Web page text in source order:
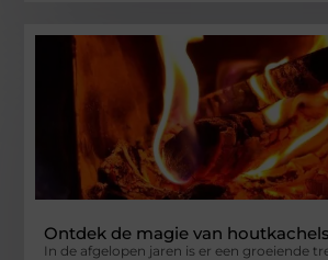
Ontdek de magie van
In de afgelopen jaren is er een groeiende